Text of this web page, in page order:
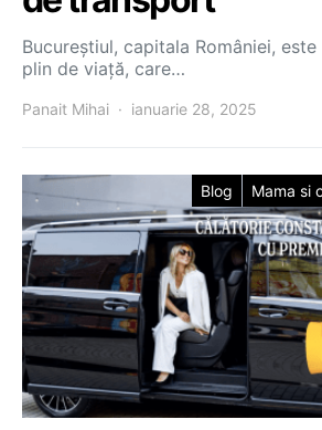
Bucureștiul, capitala României,
plin de viață, care…
Panait Mihai ianuarie 28, 2025
Blog Mama si